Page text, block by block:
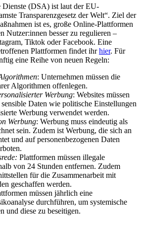
Dienste (DSA) ist laut der EU-
Transparenzgesetz der Welt“. Ziel der
ist es, große Online-Plattformen
Nutzer:innen besser zu regulieren –
Tiktok oder Facebook. Eine
Plattformen findet ihrhier. Für
eine Reihe von neuen Regeln:
: Unternehmen müssen die
Algorithmen offenlegen.
Werbung: Websites müssen
sensible Daten wie politische Einstellungen
Werbung verwendet werden.
Werbung: Werbung muss eindeutig als
sein. Zudem ist Werbung, die sich an
und auf personenbezogenen Daten
Plattformen müssen illegale
von 24 Stunden entfernen. Zudem
für die Zusammenarbeit mit
geschaffen werden.
müssen jährlich eine
durchführen, um systemische
und diese zu beseitigen.